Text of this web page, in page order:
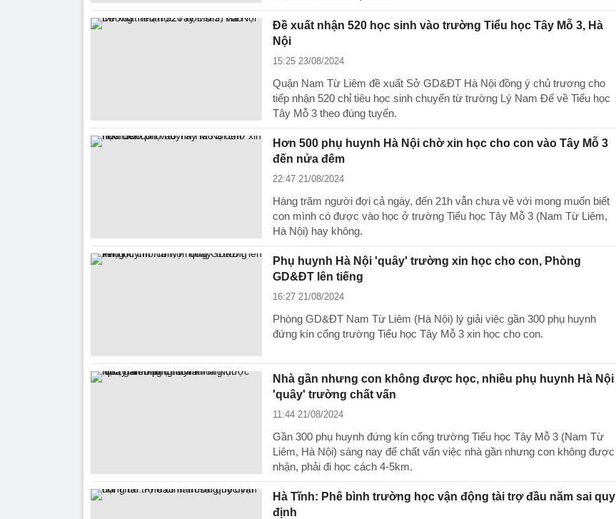
Đề xuất nhận 520 học sinh vào trường Tiểu học Tây Mỗ 3, Hà
Nội
15:25 23/08/2024
Quận Nam Từ Liêm đề xuất Sở GD&ĐT Hà Nội đồng ý chủ trương cho
tiếp nhận 520 chỉ tiêu học sinh chuyển từ trường Lý Nam Đế về Tiểu học
Tây Mỗ 3 theo đúng tuyến.
Hơn 500 phụ huynh Hà Nội chờ xin học cho con vào Tây Mỗ 3
đến nửa đêm
22:47 21/08/2024
Hàng trăm người đợi cả ngày, đến 21h vẫn chưa về với mong muốn biết
con mình có được vào học ở trường Tiểu học Tây Mỗ 3 (Nam Từ Liêm,
Hà Nội) hay không.
Phụ huynh Hà Nội 'quây' trường xin học cho con, Phòng
GD&ĐT lên tiếng
16:27 21/08/2024
Phòng GD&ĐT Nam Từ Liêm (Hà Nội) lý giải việc gần 300 phụ huynh
đứng kín cổng trường Tiểu học Tây Mỗ 3 xin học cho con.
Nhà gần nhưng con không được học, nhiều phụ huynh Hà Nội
'quây' trường chất vấn
11:44 21/08/2024
Gần 300 phụ huynh đứng kín cổng trường Tiểu học Tây Mỗ 3 (Nam Từ
Liêm, Hà Nội) sáng nay để chất vấn việc nhà gần nhưng con không được
nhận, phải đi học cách 4-5km.
Hà Tĩnh: Phê bình trường học vận động tài trợ đầu năm sai quy
định